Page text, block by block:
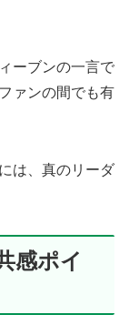
ーブンの一言で
ァンの間でも有
は、真のリーダ
感ポイ